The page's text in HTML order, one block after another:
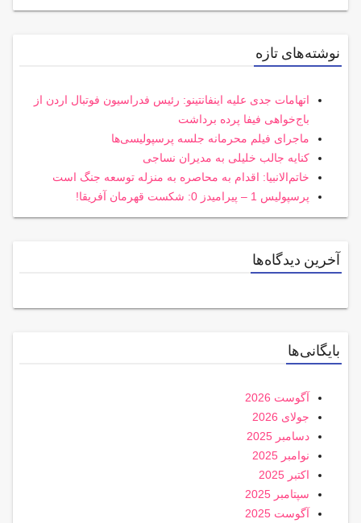
نوشته‌های تازه
اتهامات جدی علیه اینفانتینو: رئیس فدراسیون فوتبال اردن از
باج‌خواهی فیفا پرده برداشت
ماجرای فیلم محرمانه جلسه پرسپولیسی‌ها
کنایه جالب خلیلی به مدیران نساجی
خاتم‌الانبیا: اقدام به محاصره به منزله توسعه جنگ است
پرسپولیس 1 – پیرامیدز 0: شکست قهرمان آفریقا!
آخرین دیدگاه‌ها
بایگانی‌ها
آگوست 2026
جولای 2026
دسامبر 2025
نوامبر 2025
اکتبر 2025
سپتامبر 2025
آگوست 2025